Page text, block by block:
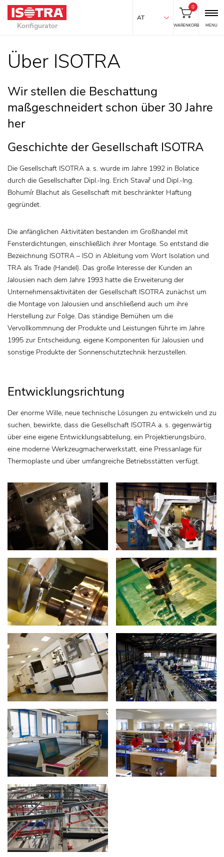
Konfigurator MENU
WARENKORB
0
AT
Über ISOTRA
Wir stellen die Beschattung
maßgeschneidert schon über 30 Jahre
her
Geschichte der Gesellschaft ISOTRA
Die Gesellschaft ISOTRA a. s. wurde im Jahre 1992 in Bolatice
durch die Gesellschafter Dipl.-Ing. Erich Stavař und Dipl.-Ing.
Bohumír Blachut als Gesellschaft mit beschränkter Haftung
gegründet.
Die anfänglichen Aktivitäten bestanden im Großhandel mit
Fensterdichtungen, einschließlich ihrer Montage. So entstand die
Bezeichnung ISOTRA – ISO in Ableitung vom Wort Isolation und
TRA als Trade (Handel). Das große Interesse der Kunden an
Jalousien nach dem Jahre 1993 hatte die Erweiterung der
Unternehmensaktivitäten der Gesellschaft ISOTRA zunächst um
die Montage von Jalousien und anschließend auch um ihre
Herstellung zur Folge. Das ständige Bemühen um die
Vervollkommnung der Produkte und Leistungen führte im Jahre
1995 zur Entscheidung, eigene Komponenten für Jalousien und
sonstige Produkte der Sonnenschutztechnik herzustellen.
Entwicklungsrichtung
Der enorme Wille, neue technische Lösungen zu entwickeln und zu
suchen, bewirkte, dass die Gesellschaft ISOTRA a. s. gegenwärtig
über eine eigene Entwicklungsabteilung, ein Projektierungsbüro,
eine moderne Werkzeugmacherwerkstatt, eine Pressanlage für
Thermoplaste und über umfangreiche Betriebsstätten verfügt.